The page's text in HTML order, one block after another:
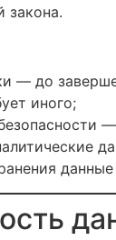
закона.
— до
иного;